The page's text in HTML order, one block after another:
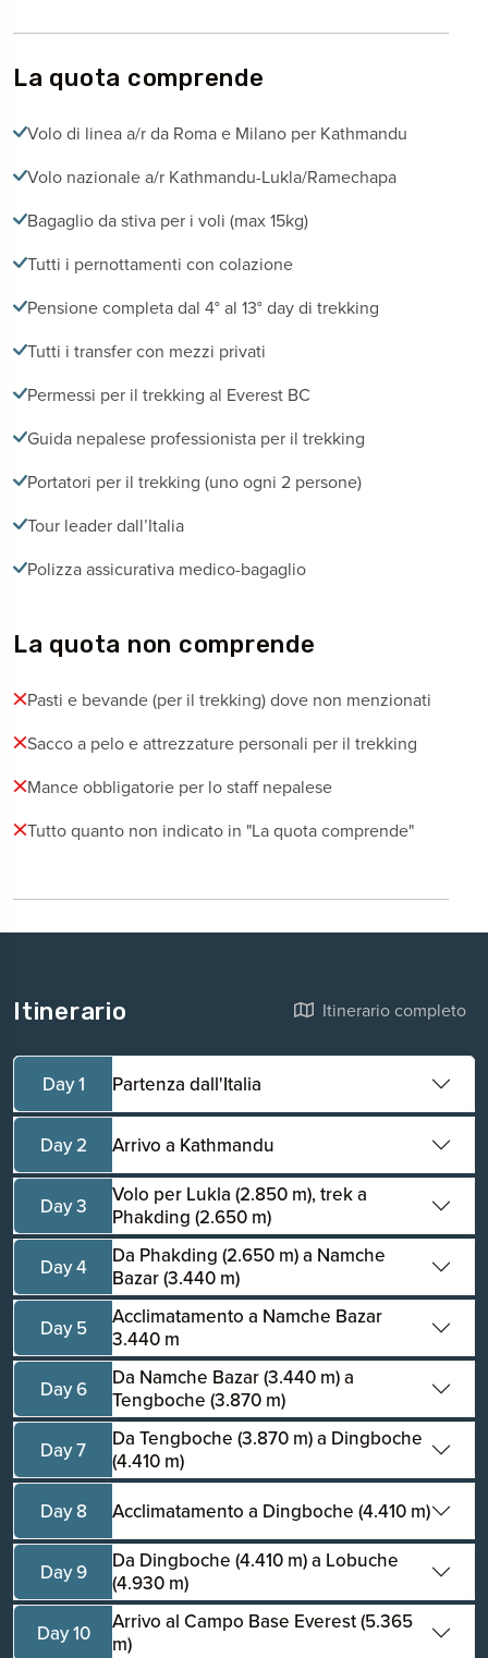
La quota comprende
Volo di linea a/r da Roma e Milano per Kathmandu
Volo nazionale a/r Kathmandu-Lukla/Ramechapa
Bagaglio da stiva per i voli (max 15kg)
Tutti i pernottamenti con colazione
Pensione completa dal 4° al 13° day di trekking
Tutti i transfer con mezzi privati
Permessi per il trekking al Everest BC
Guida nepalese professionista per il trekking
Portatori per il trekking (uno ogni 2 persone)
Tour leader dall’Italia
Polizza assicurativa medico-bagaglio
La quota non comprende
Pasti e bevande (per il trekking) dove non menzionati
Sacco a pelo e attrezzature personali per il trekking
Mance obbligatorie per lo staff nepalese
Tutto quanto non indicato in "La quota comprende"
Itinerario completo
Itinerario
Day 1 Partenza dall'Italia
Day 2 Arrivo a Kathmandu
Day 3
Volo per Lukla (2.850 m), trek a
Phakding (2.650 m)
Day 4
Da Phakding (2.650 m) a Namche
Bazar (3.440 m)
Day 5
Acclimatamento a Namche Bazar
3.440 m
Day 6
Da Namche Bazar (3.440 m) a
Tengboche (3.870 m)
Day 7
Da Tengboche (3.870 m) a Dingboche
(4.410 m)
Day 8
Acclimatamento a Dingboche (4.410 m)
Day 9
Da Dingboche (4.410 m) a Lobuche
(4.930 m)
Day 10
Arrivo al Campo Base Everest (5.365
m)